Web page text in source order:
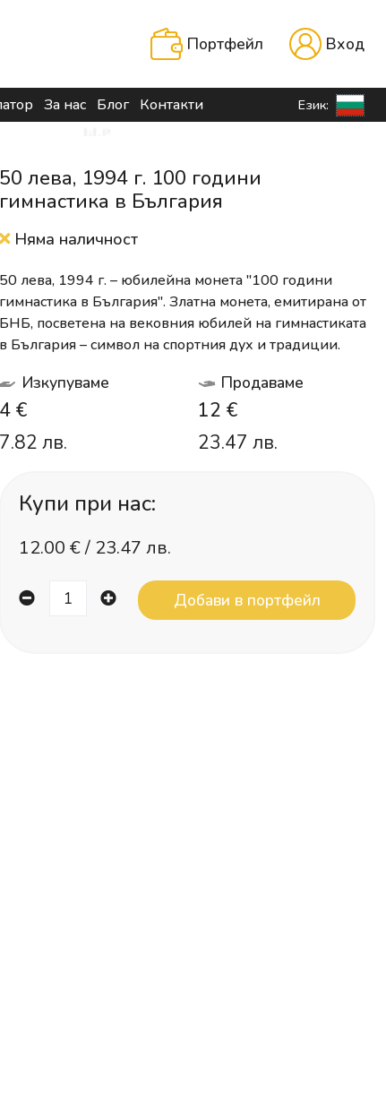
Портфейл Вход
За нас Блог Контакти Език:
50 лева, 1994 г. 100 години
гимнастика в България
Няма наличност
50 лева, 1994 г. – юбилейна монета "100 години
гимнастика в България". Златна монета, емитирана от
БНБ, посветена на вековния юбилей на гимнастиката
в България – символ на спортния дух и традиции.
Изкупуваме
4 €
7.82 лв.
Продаваме
12 €
23.47 лв.
Купи при нас:
12.00 € / 23.47 лв.